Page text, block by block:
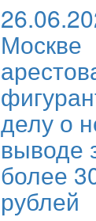
Москве
делу о
выводе
более
рублей